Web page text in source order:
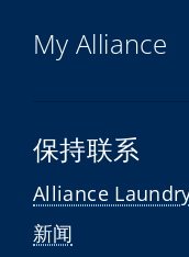
My Alliance
保持联系
Alliance
新闻